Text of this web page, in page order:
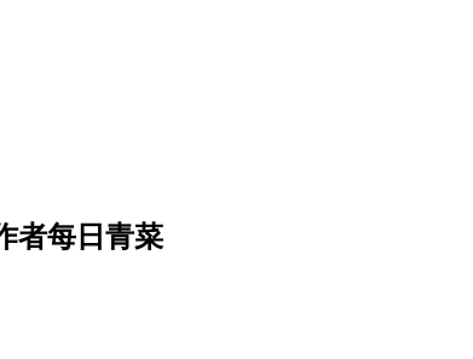
者每日青菜